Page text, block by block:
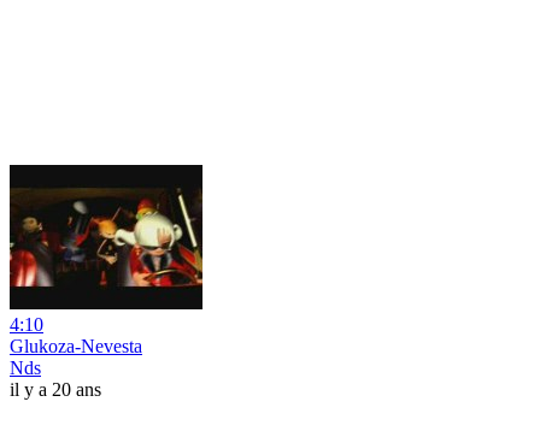
4:10
Glukoza-Nevesta
Nds
il y a 20 ans